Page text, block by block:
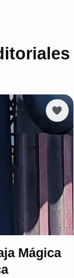
Mágica